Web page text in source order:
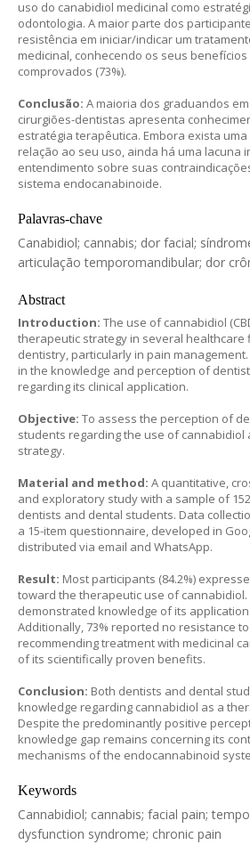
uso do canabidiol medicinal como
odontologia. A maior parte dos
resistência em iniciar/indicar um
medicinal, conhecendo os seus
comprovados (73%).
Conclusão: A maioria dos graduandos
cirurgiões-dentistas apresenta
estratégia terapêutica. Embora exista
relação ao seu uso, ainda há uma lacuna
entendimento sobre suas
sistema endocanabinoide.
Palavras-chave
Canabidiol; cannabis; dor facial;
articulação temporomandibular; dor
Abstract
Introduction: The use of cannabidiol
therapeutic strategy in several healthcare
dentistry, particularly in pain
in the knowledge and perception of
regarding its clinical application.
Objective: To assess the perception of
students regarding the use of cannabidiol
strategy.
Material and method: A quantitative,
and exploratory study with a sample of
dentists and dental students. Data
a 15-item questionnaire, developed in
distributed via email and WhatsApp.
Result: Most participants (84.2%)
toward the therapeutic use of cannabidiol.
demonstrated knowledge of its
Additionally, 73% reported no resistance
recommending treatment with medicinal
of its scientifically proven benefits.
Conclusion: Both dentists and dental
knowledge regarding cannabidiol as a
Despite the predominantly positive
knowledge gap remains concerning its
mechanisms of the endocannabinoid
Keywords
Cannabidiol; cannabis; facial pain;
dysfunction syndrome; chronic pain